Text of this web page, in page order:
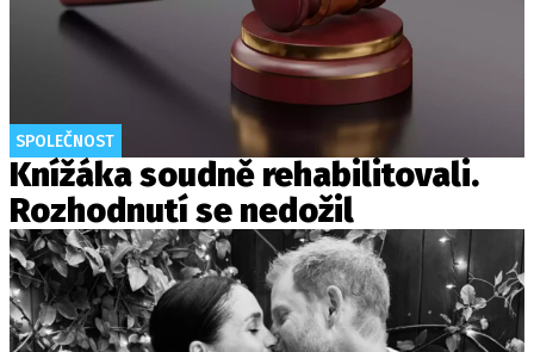
SPOLEČNOST
Knížáka soudně rehabilitovali.
Rozhodnutí se nedožil